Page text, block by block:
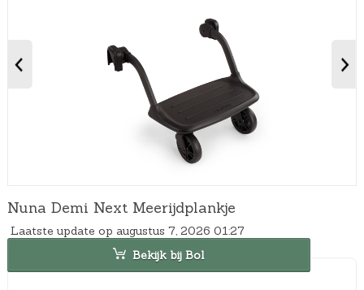
Nuna Demi Next Meerijdplankje
Laatste update op augustus 7, 2026 01:27
Bekijk bij Bol